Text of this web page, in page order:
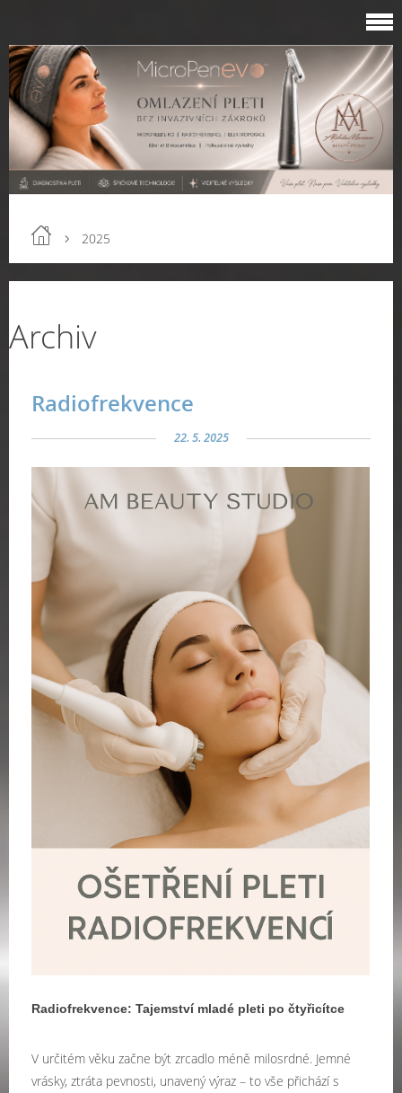
2025
Archiv
Radiofrekvence
22. 5. 2025
Radiofrekvence: Tajemství mladé pleti po čtyřicítce
V určitém věku začne být zrcadlo méně milosrdné. Jemné
vrásky, ztráta pevnosti, unavený výraz – to vše přichází s